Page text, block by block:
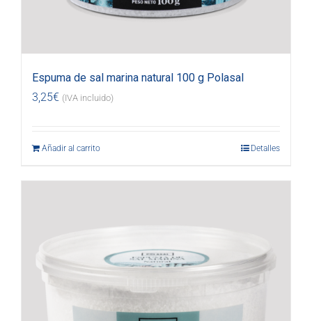
Espuma de sal marina natural 100 g Polasal
3,25€ (IVA incluido)
Añadir al carrito Detalles